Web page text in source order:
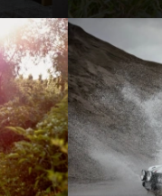
Tierisch